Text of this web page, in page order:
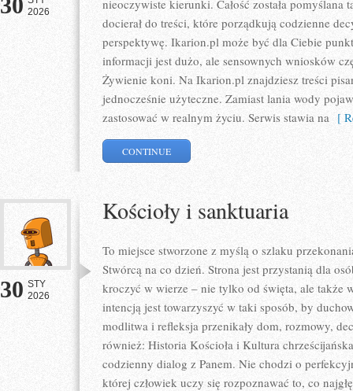
2026
nieoczywiste kierunki. Całość została
docierał do treści, które porządkują codzienne
perspektywę. Ikarion.pl może być dla Ciebie
informacji jest dużo, ale sensownych wniosków
Żywienie koni. Na Ikarion.pl znajdziesz treści
jednocześnie użyteczne. Zamiast lania wody
zastosować w realnym życiu. Serwis stawia na [
CONTINUE
30 STY
2026
Kościoły i sanktuaria
To miejsce stworzone z myślą o szlaku
Stwórcą na co dzień. Strona jest przystanią dla
kroczyć w wierze – nie tylko od święta, ale także
intencją jest towarzyszyć w taki sposób, by
modlitwa i refleksja przenikały dom, rozmowy,
również: Historia Kościoła i Kultura
codzienny dialog z Panem. Nie chodzi o
której człowiek uczy się rozpoznawać to, co